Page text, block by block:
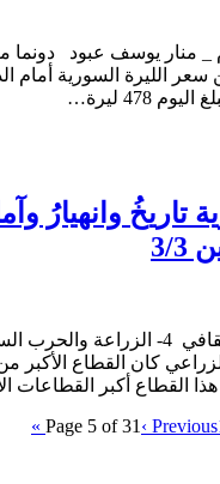
_ منار يوسف عبود دونما
الليرة السورية أمام
تاريخُ وانهيارُ
3
ندوة لمنتدى الجبل الثقافي 4-
كان القطاع الأكبر
القطاع أكبر القطاعات
Page 5 of 31‹ Previous